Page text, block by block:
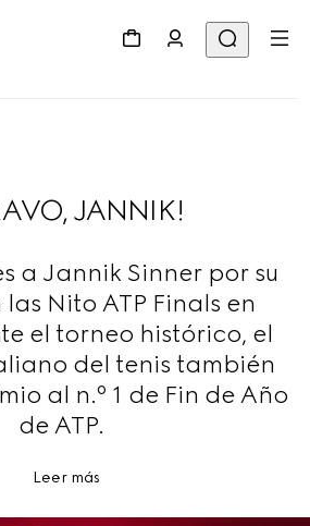
JANNIK!
a Jannik Sinner por su
Nito ATP Finals en
el torneo histórico, el
del tenis también
al n.º 1 de Fin de Año
de ATP.
Leer más